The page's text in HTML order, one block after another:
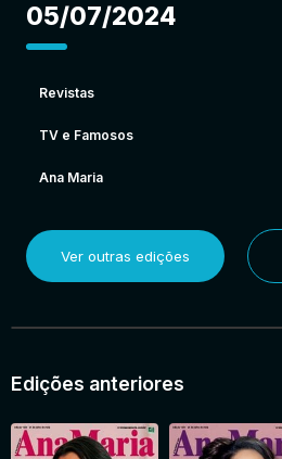
05/07/2024
Revistas
TV e Famosos
Ana Maria
Ver outras edições
Edições anteriores